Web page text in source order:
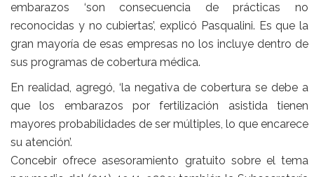
embarazos ‘son consecuencia de prácticas no
reconocidas y no cubiertas’, explicó Pasqualini. Es que la
gran mayoría de esas empresas no los incluye dentro de
sus programas de cobertura médica.
En realidad, agregó, ‘la negativa de cobertura se debe a
que los embarazos por fertilización asistida tienen
mayores probabilidades de ser múltiples, lo que encarece
su atención’.
Concebir ofrece asesoramiento gratuito sobre el tema